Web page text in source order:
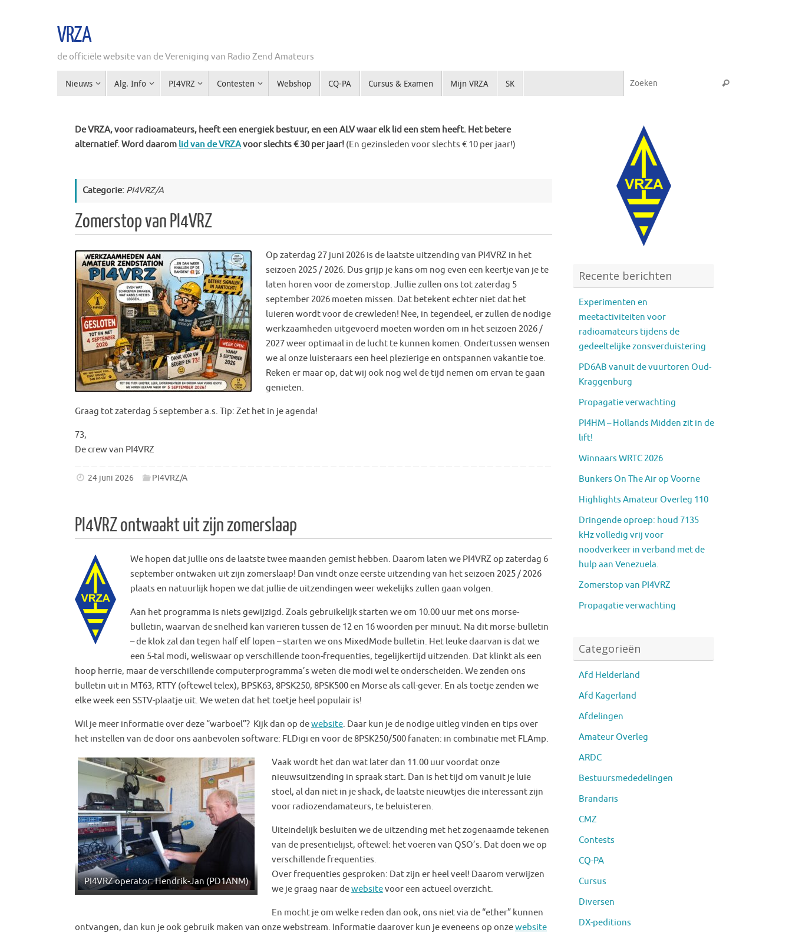
VRZA
de officiële website van de Vereniging van Radio Zend Amateurs
naarNieuws Alg. Info PI4VRZ Contesten Webshop CQ-PA Cursus & Examen Mijn VRZA SK Zoeken
De VRZA, voor radioamateurs, heeft een energiek bestuur, en een ALV waar elk lid een stem heeft. Het betere
alternatief. Word daarom lid van de VRZAvoor slechts € 30 per jaar! (En gezinsleden voor slechts € 10 per jaar!)
Categorie: PI4VRZ/A
Zomerstop van PI4VRZ
Op zaterdag 27 juni 2026 is de laatste uitzending van PI4VRZ in het
seizoen 2025 / 2026. Dus grijp je kans om nog even een keertje van je te
laten horen voor de zomerstop. Jullie zullen ons tot zaterdag 5
september 2026 moeten missen. Dat betekent echter niet dat het
luieren wordt voor de crewleden! Nee, in tegendeel, er zullen de nodige
werkzaamheden uitgevoerd moeten worden om in het seizoen 2026 /
2027 weer optimaal in de lucht te kunnen komen. Ondertussen wensen
we al onze luisteraars een heel plezierige en ontspannen vakantie toe.
Reken er maar op, dat wij ook nog wel de tijd nemen om ervan te gaan
genieten.
Graag tot zaterdag 5 september a.s. Tip: Zet het in je agenda!
73,
De crew van PI4VRZ
24 juni 2026 PI4VRZ/A
PI4VRZ ontwaakt uit zijn zomerslaap
We hopen dat jullie ons de laatste twee maanden gemist hebben. Daarom laten we PI4VRZ op zaterdag 6
september ontwaken uit zijn zomerslaap! Dan vindt onze eerste uitzending van het seizoen 2025 / 2026
plaats en natuurlijk hopen we dat jullie de uitzendingen weer wekelijks zullen gaan volgen.
Aan het programma is niets gewijzigd. Zoals gebruikelijk starten we om 10.00 uur met ons morse-
bulletin, waarvan de snelheid kan variëren tussen de 12 en 16 woorden per minuut. Na dit morse-bulletin
– de klok zal dan tegen half elf lopen – starten we ons MixedMode bulletin. Het leuke daarvan is dat we
een 5-tal modi, weliswaar op verschillende toon-frequenties, tegelijkertijd uitzenden. Dat klinkt als een
hoop herrie, maar de verschillende computerprogramma’s weten die modi wel te onderscheiden. We zenden ons
bulletin uit in MT63, RTTY (oftewel telex), BPSK63, 8PSK250, 8PSK500 en Morse als call-gever. En als toetje zenden we
elke week een SSTV-plaatje uit. We weten dat het toetje heel populair is!
Wil je meer informatie over deze “warboel”? Kijk dan op dewebsite. Daar kun je de nodige uitleg vinden en tips over
het instellen van de door ons aanbevolen software: FLDigi en voor de 8PSK250/500 fanaten: in combinatie met FLAmp.
PI4VRZ operator: Hendrik-Jan (PD1ANM)
Vaak wordt het dan wat later dan 11.00 uur voordat onze
nieuwsuitzending in spraak start. Dan is het tijd om vanuit je luie
stoel, al dan niet in je shack, de laatste nieuwtjes die interessant zijn
voor radiozendamateurs, te beluisteren.
Uiteindelijk besluiten we de uitzending met het zogenaamde tekenen
van de presentielijst, oftewel: het voeren van QSO’s. Dat doen we op
verschillende frequenties.
Over frequenties gesproken: Dat zijn er heel veel! Daarom verwijzen
we je graag naar dewebsitevoor een actueel overzicht.
En mocht je om welke reden dan ook, ons niet via de “ether” kunnen
ontvangen, dan kun je ook gebruik maken van onze webstream. Informatie daarover kun je eveneens op onzewebsite
Recente berichten
Experimenten en
meetactiviteiten voor
radioamateurs tijdens de
gedeeltelijke zonsverduistering
PD6AB vanuit de vuurtoren Oud-
Kraggenburg
Propagatie verwachting
PI4HM – Hollands Midden zit in de
lift!
Winnaars WRTC 2026
Bunkers On The Air op Voorne
Highlights Amateur Overleg 110
Dringende oproep: houd 7135
kHz volledig vrij voor
noodverkeer in verband met de
hulp aan Venezuela.
Zomerstop van PI4VRZ
Propagatie verwachting
Categorieën
Afd Helderland
Afd Kagerland
Afdelingen
Amateur Overleg
ARDC
Bestuursmededelingen
Brandaris
CMZ
Contests
CQ-PA
Cursus
Diversen
DX-peditions